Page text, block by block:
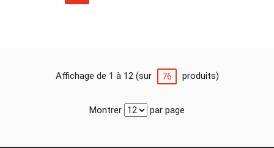
Affichage de 1 à 12 (sur 76 produits)
Montrer par page